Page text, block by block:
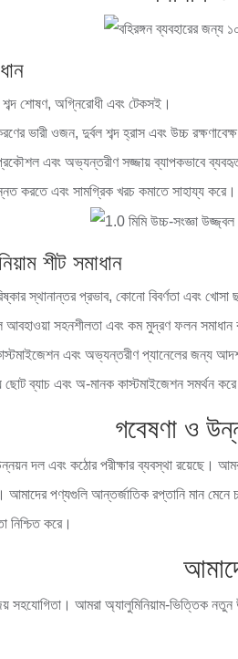
শোষণ, অগ্নিরোধী এবং টেকসই।
ভারী ওজন, দুর্বল শব্দ হ্রাস এবং উচ্চ
এবং অভ্যন্তরীণ সজ্জায় ব্যাপকভাবে
করতে এবং সামগ্রিক খরচ কমাতে সাহায্য করে।
শীট সমাধান
স্থানান্তর প্রভাব, কোনো বিবর্ণতা এবং খোসা
আবহাওয়া সহনশীলতা এবং কম মুদ্রণ ফলন সমাধান
এবং অভ্যন্তরীণ প্যানেলের জন্য
ছোট ব্যাচ এবং অ-মানক কাস্টমাইজেশন সমর্থন
গবেষণা ও
দল এবং কঠোর পরীক্ষার ব্যবস্থা রয়েছে।
পণ্যগুলি আন্তর্জাতিক রপ্তানি মান
নিশ্চিত করে।
সহযোগিতা। আমরা অ্যালুমিনিয়াম-ভিত্তিক নতুন